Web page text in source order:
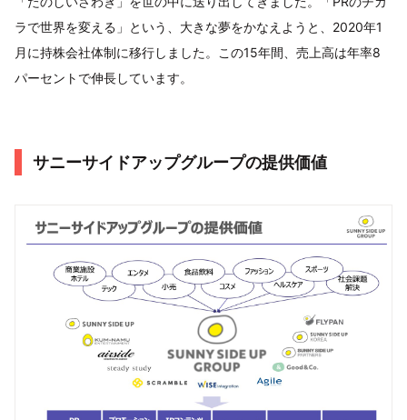
ラで世界を変える」という、大きな夢をかなえようと、2020年1
月に持株会社体制に移行しました。この15年間、売上高は年率8
パーセントで伸長しています。
サニーサイドアップグループの提供価値